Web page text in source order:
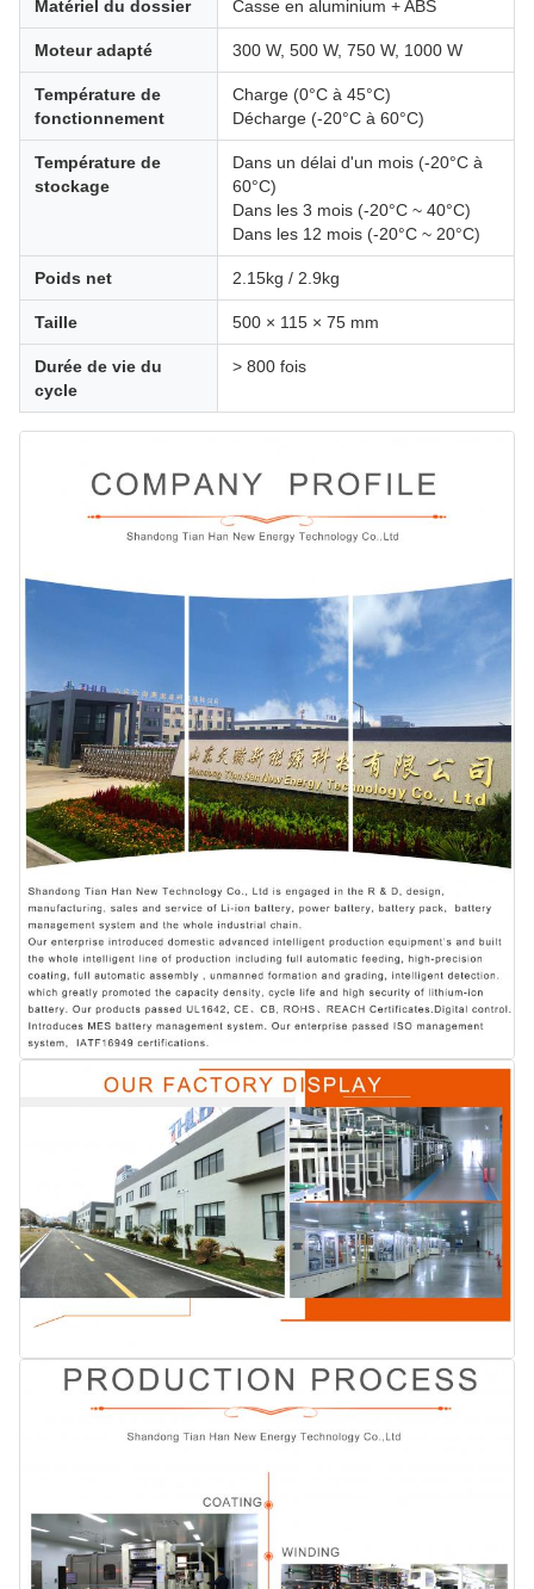
Matériel du dossier Casse en aluminium + ABS
Moteur adapté 300 W, 500 W, 750 W, 1000 W
Température de
fonctionnement
Charge (0°C à 45°C)
Décharge (-20°C à 60°C)
Température de
stockage
Dans un délai d'un mois (-20°C à
60°C)
Dans les 3 mois (-20°C ~ 40°C)
Dans les 12 mois (-20°C ~ 20°C)
Poids net 2.15kg / 2.9kg
Taille 500 × 115 × 75 mm
Durée de vie du
cycle
> 800 fois